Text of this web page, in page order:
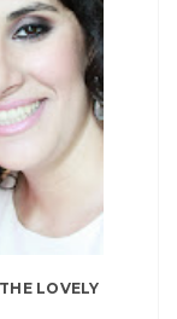
LOVELY